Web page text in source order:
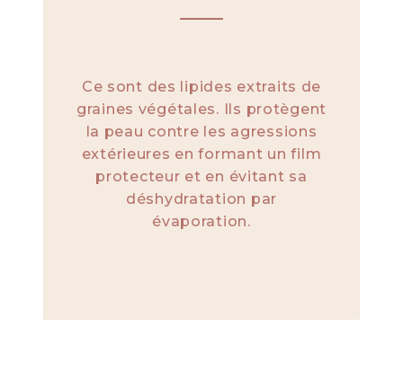
Ce sont des lipides extraits de
graines végétales. Ils protègent
la peau contre les agressions
extérieures en formant un film
protecteur et en évitant sa
déshydratation par
évaporation.